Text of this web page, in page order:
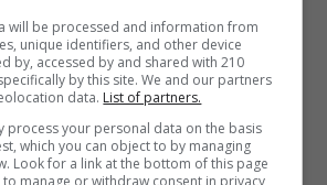
will be processed and information from
unique identifiers, and other device
by, accessed by and shared with 210
by this site. We and our partners
data. List of partners.
process your personal data on the basis
which you can object to by managing
Look for a link at the bottom of this page
manage or withdraw consent in privacy